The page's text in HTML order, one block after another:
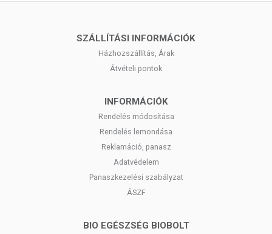
SZÁLLÍTÁSI INFORMÁCIÓK
Házhozszállítás, Árak
Átvételi pontok
INFORMÁCIÓK
Rendelés módosítása
Rendelés lemondása
Reklamáció, panasz
Adatvédelem
Panaszkezelési szabályzat
ÁSZF
BIO EGÉSZSÉG BIOBOLT